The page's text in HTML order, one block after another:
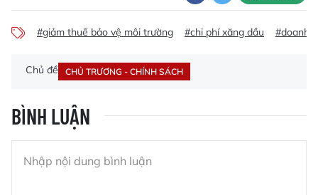
#giảm thuế bảo vệ môi trường #chi phí xăng dầu #doanh
Chủ đề CHỦ TRƯƠNG - CHÍNH SÁCH
BÌNH LUẬN